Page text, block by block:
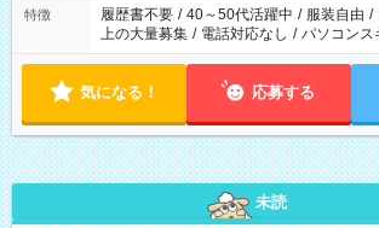
特徴 履歴書不要 / 40～50代活躍中 / 服装自由 /
上の大量募集 / 電話対応なし / パソコンス
気になる！ 応募する
未読